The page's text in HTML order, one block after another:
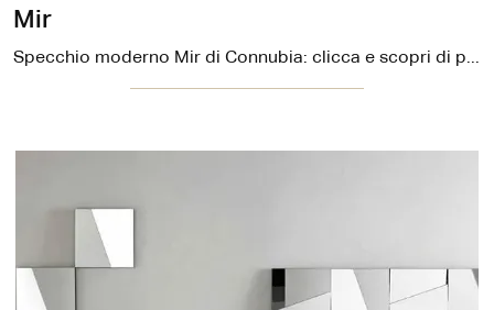
Mir
Specchio moderno Mir di Connubia: clicca e scopri di più sui Complementi e specchi moderni senza cornice del noto e conosciuto marchio!